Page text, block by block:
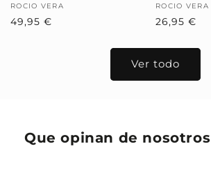
Proveedor:
ROCIO VERA
Precio
49,95 €
Proveedor:
ROCIO VERA
Precio
26,95 €
Ver todo
Que opinan de nosotros